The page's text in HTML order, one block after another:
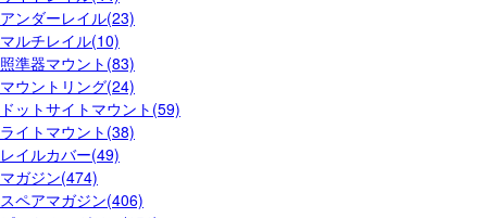
アンダーレイル(23)
マルチレイル(10)
照準器マウント(83)
マウントリング(24)
ドットサイトマウント(59)
ライトマウント(38)
レイルカバー(49)
マガジン(474)
スペアマガジン(406)